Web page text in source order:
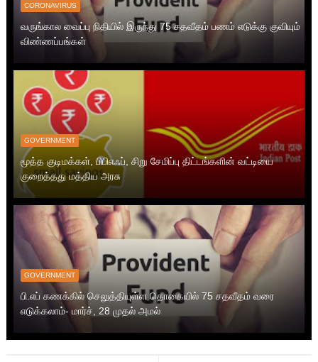
CORONAVIRUS
வருங்கால வைப்பு நிதியில் இருந்து 75 சதவீதம் பணம் எடுக்கு குவியும்
விண்ணப்பங்கள்
GOVERNMENT
மூத்த குடிமக்கள், பிபிஎஃப், சிறு சேமிப்பு திட்டங்களின் வட்டியை
குறைத்தது மத்திய அரசு
GOVERNMENT
பி.எப் கணக்கில் செலுத்தியுள்ள தொகையில் 75 சதவீதம் வரை
எடுக்கலாம்- மார்ச், 28 முதல் அமல்